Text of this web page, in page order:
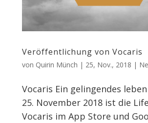
Veröffentlichung von Vocaris
von Quirin Münch | 25, Nov., 2018 |
Vocaris Ein gelingendes
25. November 2018 ist die
Vocaris im App Store und